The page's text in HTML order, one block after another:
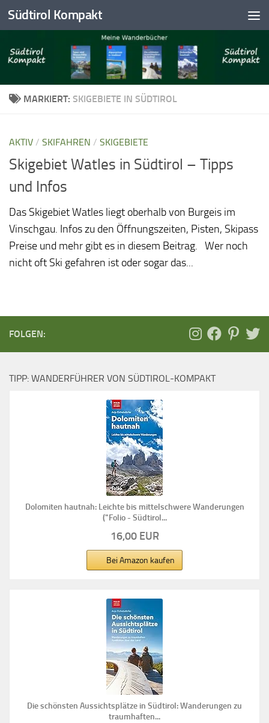
Skip to content
Südtirol Kompakt
MARKIERT: SKIGEBIETE IN SÜDTIROL
AKTIV / SKIFAHREN / SKIGEBIETE
Skigebiet Watles in Südtirol – Tipps
und Infos
Das Skigebiet Watles liegt oberhalb von Burgeis im
Vinschgau. Infos zu den Öffnungszeiten, Pisten, Skipass
Preise und mehr gibt es in diesem Beitrag. Wer noch
nicht oft Ski gefahren ist oder sogar das...
FOLGEN:
TIPP: WANDERFÜHRER VON SÜDTIROL-KOMPAKT
Dolomiten hautnah: Leichte bis mittelschwere Wanderungen
("Folio - Südtirol...
16,00 EUR
Bei Amazon kaufen
Die schönsten Aussichtsplätze in Südtirol: Wanderungen zu
traumhaften...